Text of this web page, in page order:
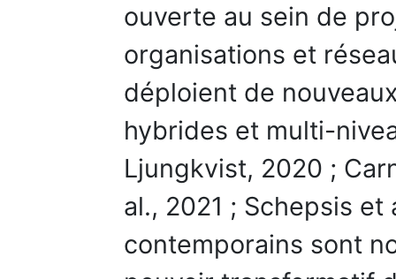
ouverte au sein de
organisations et
déploient de
hybrides et multi-
Ljungkvist, 2020 ;
al., 2021 ; Schepsis et
contemporains sont